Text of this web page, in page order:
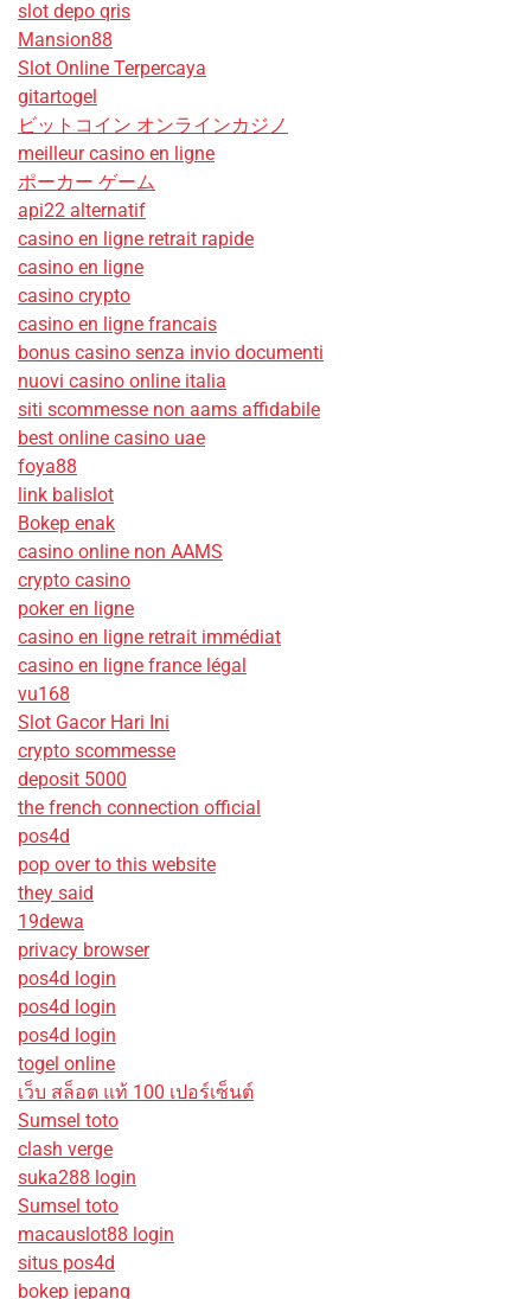
slot depo qris
Mansion88
Slot Online Terpercaya
gitartogel
ビットコイン オンラインカジノ
meilleur casino en ligne
ポーカー ゲーム
api22 alternatif
casino en ligne retrait rapide
casino en ligne
casino crypto
casino en ligne francais
bonus casino senza invio documenti
nuovi casino online italia
siti scommesse non aams affidabile
best online casino uae
foya88
link balislot
Bokep enak
casino online non AAMS
crypto casino
poker en ligne
casino en ligne retrait immédiat
casino en ligne france légal
vu168
Slot Gacor Hari Ini
crypto scommesse
deposit 5000
the french connection official
pos4d
pop over to this website
they said
19dewa
privacy browser
pos4d login
pos4d login
pos4d login
togel online
เว็บ สล็อต แท้ 100 เปอร์เซ็นต์
Sumsel toto
clash verge
suka288 login
Sumsel toto
macauslot88 login
situs pos4d
bokep jepang